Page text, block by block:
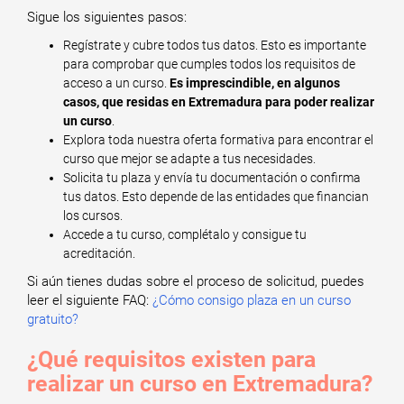
Sigue los siguientes pasos:
Regístrate y cubre todos tus datos. Esto es importante
para comprobar que cumples todos los requisitos de
acceso a un curso. Es imprescindible, en algunos
casos, que residas en Extremadura para poder realizar
un curso
Explora toda nuestra oferta formativa para encontrar el
curso que mejor se adapte a tus necesidades.
Solicita tu plaza y envía tu documentación o confirma
tus datos. Esto depende de las entidades que financian
los cursos.
Accede a tu curso, complétalo y consigue tu
acreditación.
Si aún tienes dudas sobre el proceso de solicitud, puedes
leer el siguiente FAQ: ¿Cómo consigo plaza en un curso
gratuito?
¿Qué requisitos existen para
realizar un curso en Extremadura?